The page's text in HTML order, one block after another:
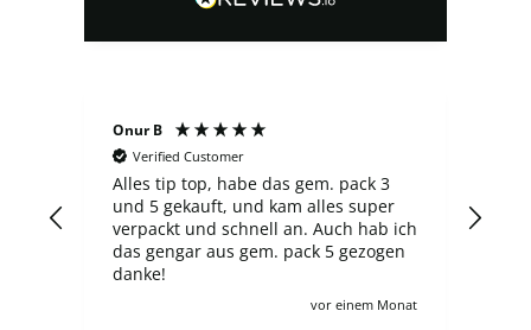
super
Auch hab ich
Sergej S
Verified Customer
Der laden ist nicht schlecht, jedoch
finde ich die Preise manchmal zu
überzogen, es gibt shop, bei den ein
neuer ETB 60-65€ kostet in wnglischer
vor 2 Monaten